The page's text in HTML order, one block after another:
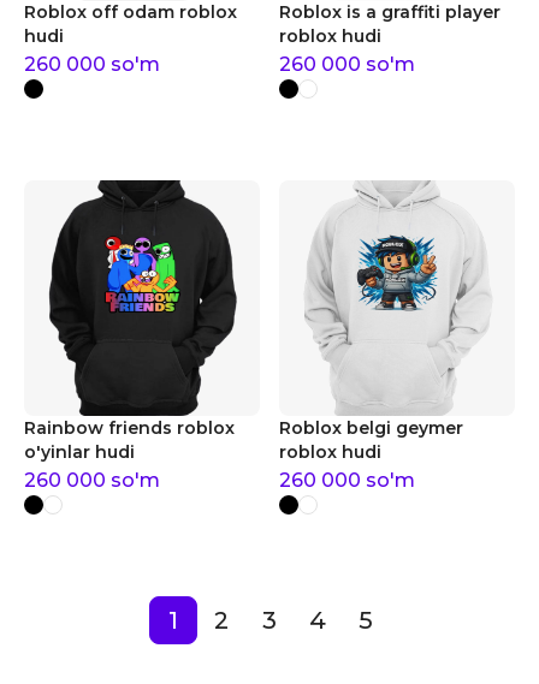
Roblox off odam roblox
hudi
260 000 so'm
Roblox is a graffiti player
roblox hudi
260 000 so'm
Rainbow friends roblox
o'yinlar hudi
260 000 so'm
Roblox belgi geymer
roblox hudi
260 000 so'm
1 2 3 4 5